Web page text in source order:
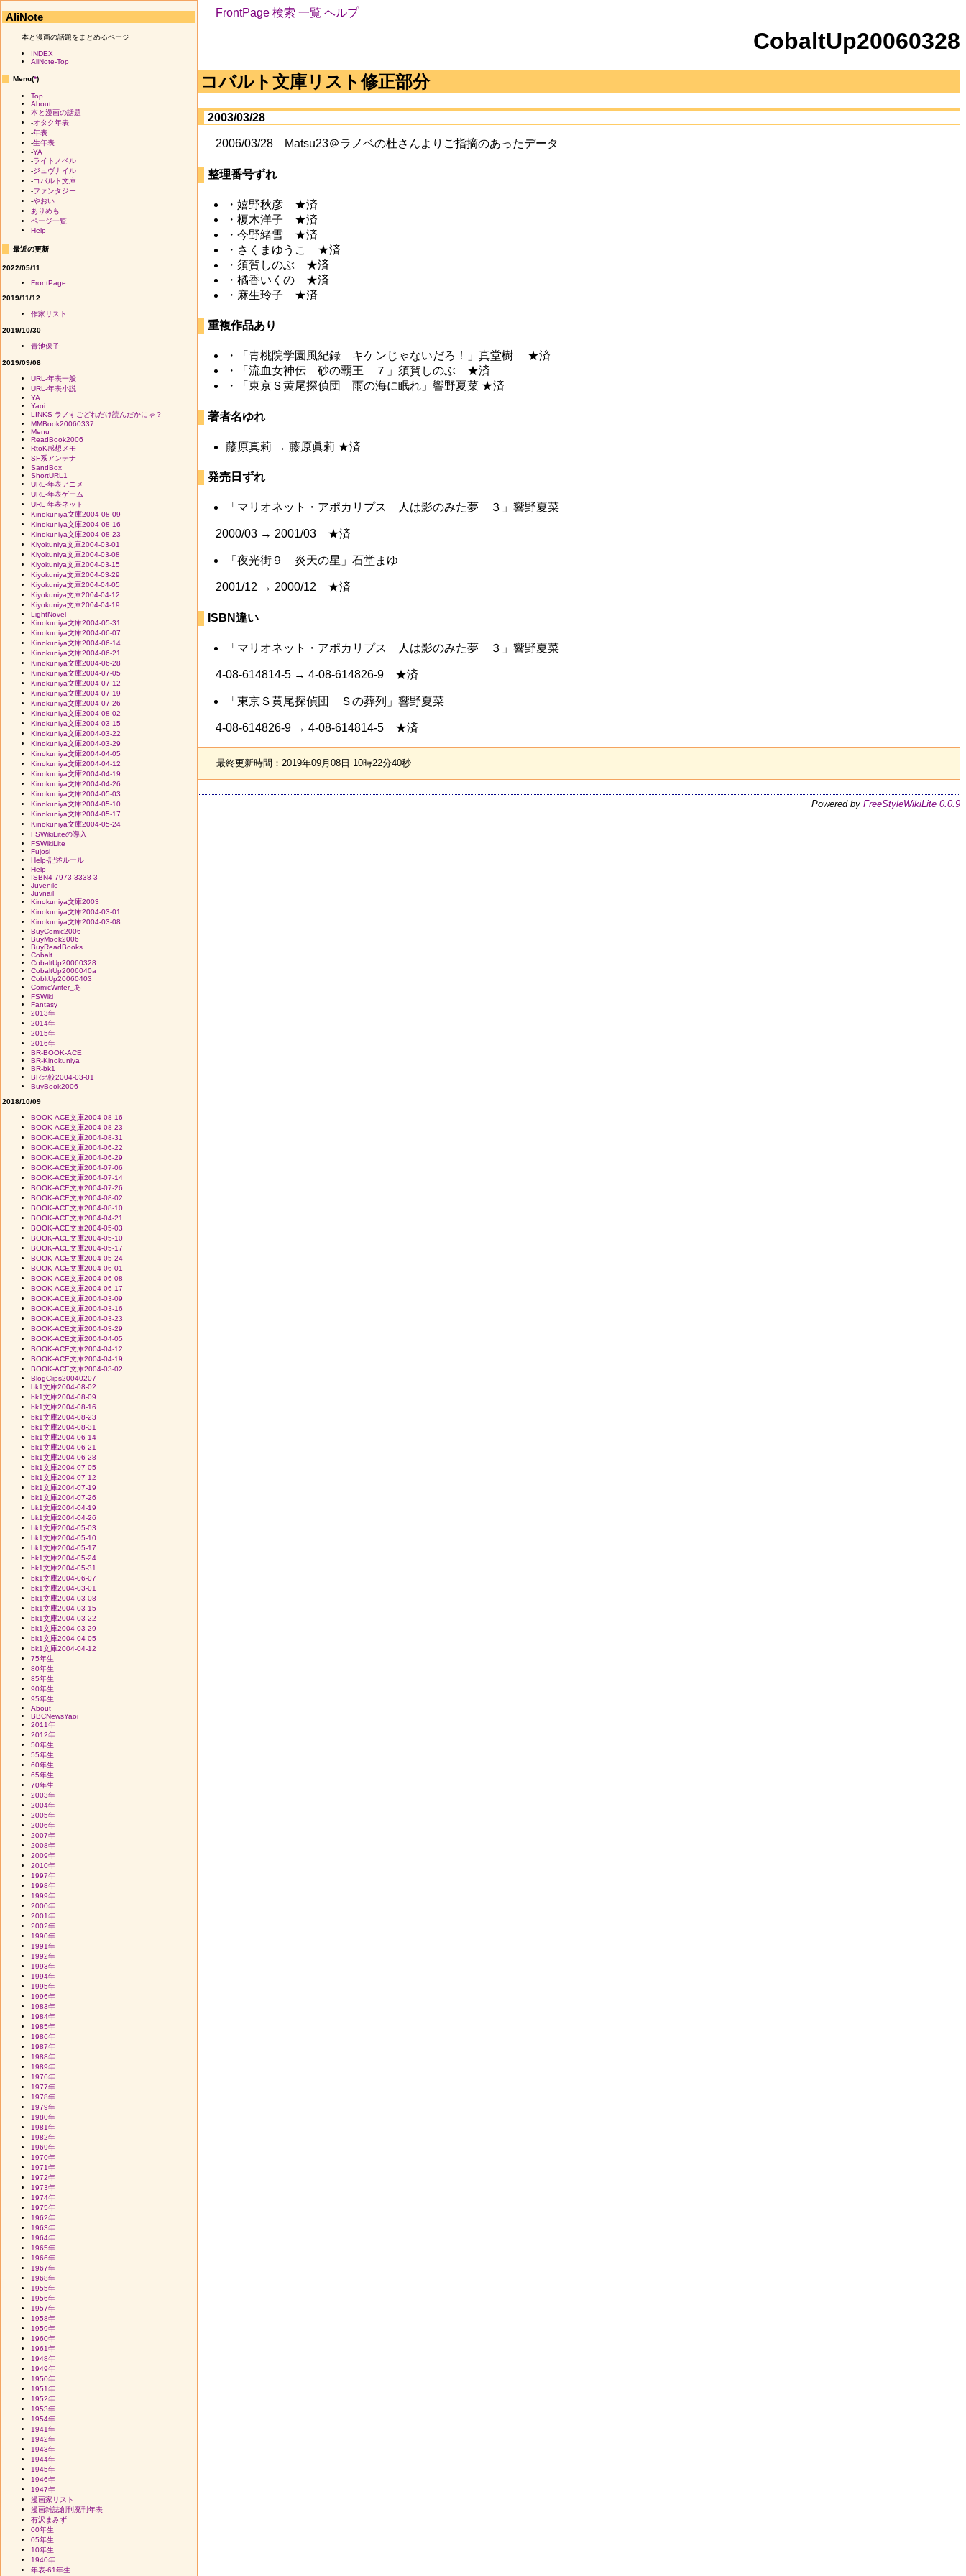
FrontPage 検索 一覧 ヘルプ
CobaltUp20060328
コバルト文庫リスト修正部分
2003/03/28
2006/03/28 Matsu23＠ラノベの杜さんよりご指摘のあったデータ
整理番号ずれ
・嬉野秋彦 ★済
・榎木洋子 ★済
・今野緒雪 ★済
・さくまゆうこ ★済
・須賀しのぶ ★済
・橘香いくの ★済
・麻生玲子 ★済
重複作品あり
・「青桃院学園風紀録 キケンじゃないだろ！」真堂樹 ★済
・「流血女神伝 砂の覇王 ７」須賀しのぶ ★済
・「東京Ｓ黄尾探偵団 雨の海に眠れ」響野夏菜 ★済
著者名ゆれ
藤原真莉 → 藤原眞莉 ★済
発売日ずれ
「マリオネット・アポカリプス 人は影のみた夢 ３」響野夏菜
2000/03 → 2001/03 ★済
「夜光街９ 炎天の星」石堂まゆ
2001/12 → 2000/12 ★済
ISBN違い
「マリオネット・アポカリプス 人は影のみた夢 ３」響野夏菜
4-08-614814-5 → 4-08-614826-9 ★済
「東京Ｓ黄尾探偵団 Ｓの葬列」響野夏菜
4-08-614826-9 → 4-08-614814-5 ★済
最終更新時間：2019年09月08日 10時22分40秒
Powered by FreeStyleWikiLite 0.0.9
AliNote
本と漫画の話題をまとめるページ
INDEX
AliNote-Top
Menu(*)
Top
About
本と漫画の話題
-オタク年表
-年表
-生年表
-YA
-ライトノベル
-ジュヴナイル
-コバルト文庫
-ファンタジー
-やおい
ありめも
ページ一覧
Help
最近の更新
2022/05/11
FrontPage
2019/11/12
作家リスト
2019/10/30
青池保子
2019/09/08
URL-年表一般
URL-年表小説
YA
Yaoi
LINKS-ラノすごどれだけ読んだかにゃ？
MMBook20060337
Menu
ReadBook2006
RtoK感想メモ
SF系アンテナ
SandBox
ShortURL1
URL-年表アニメ
URL-年表ゲーム
URL-年表ネット
Kinokuniya文庫2004-08-09
Kinokuniya文庫2004-08-16
Kinokuniya文庫2004-08-23
Kiyokuniya文庫2004-03-01
Kiyokuniya文庫2004-03-08
Kiyokuniya文庫2004-03-15
Kiyokuniya文庫2004-03-29
Kiyokuniya文庫2004-04-05
Kiyokuniya文庫2004-04-12
Kiyokuniya文庫2004-04-19
LightNovel
Kinokuniya文庫2004-05-31
Kinokuniya文庫2004-06-07
Kinokuniya文庫2004-06-14
Kinokuniya文庫2004-06-21
Kinokuniya文庫2004-06-28
Kinokuniya文庫2004-07-05
Kinokuniya文庫2004-07-12
Kinokuniya文庫2004-07-19
Kinokuniya文庫2004-07-26
Kinokuniya文庫2004-08-02
Kinokuniya文庫2004-03-15
Kinokuniya文庫2004-03-22
Kinokuniya文庫2004-03-29
Kinokuniya文庫2004-04-05
Kinokuniya文庫2004-04-12
Kinokuniya文庫2004-04-19
Kinokuniya文庫2004-04-26
Kinokuniya文庫2004-05-03
Kinokuniya文庫2004-05-10
Kinokuniya文庫2004-05-17
Kinokuniya文庫2004-05-24
FSWikiLiteの導入
FSWikiLite
Fujosi
Help-記述ルール
Help
ISBN4-7973-3338-3
Juvenile
Juvnail
Kinokuniya文庫2003
Kinokuniya文庫2004-03-01
Kinokuniya文庫2004-03-08
BuyComic2006
BuyMook2006
BuyReadBooks
Cobalt
CobaltUp20060328
CobaltUp2006040a
CobltUp20060403
ComicWriter_あ
FSWiki
Fantasy
2013年
2014年
2015年
2016年
BR-BOOK-ACE
BR-Kinokuniya
BR-bk1
BR比較2004-03-01
BuyBook2006
2018/10/09
BOOK-ACE文庫2004-08-16
BOOK-ACE文庫2004-08-23
BOOK-ACE文庫2004-08-31
BOOK-ACE文庫2004-06-22
BOOK-ACE文庫2004-06-29
BOOK-ACE文庫2004-07-06
BOOK-ACE文庫2004-07-14
BOOK-ACE文庫2004-07-26
BOOK-ACE文庫2004-08-02
BOOK-ACE文庫2004-08-10
BOOK-ACE文庫2004-04-21
BOOK-ACE文庫2004-05-03
BOOK-ACE文庫2004-05-10
BOOK-ACE文庫2004-05-17
BOOK-ACE文庫2004-05-24
BOOK-ACE文庫2004-06-01
BOOK-ACE文庫2004-06-08
BOOK-ACE文庫2004-06-17
BOOK-ACE文庫2004-03-09
BOOK-ACE文庫2004-03-16
BOOK-ACE文庫2004-03-23
BOOK-ACE文庫2004-03-29
BOOK-ACE文庫2004-04-05
BOOK-ACE文庫2004-04-12
BOOK-ACE文庫2004-04-19
BOOK-ACE文庫2004-03-02
BlogClips20040207
bk1文庫2004-08-02
bk1文庫2004-08-09
bk1文庫2004-08-16
bk1文庫2004-08-23
bk1文庫2004-08-31
bk1文庫2004-06-14
bk1文庫2004-06-21
bk1文庫2004-06-28
bk1文庫2004-07-05
bk1文庫2004-07-12
bk1文庫2004-07-19
bk1文庫2004-07-26
bk1文庫2004-04-19
bk1文庫2004-04-26
bk1文庫2004-05-03
bk1文庫2004-05-10
bk1文庫2004-05-17
bk1文庫2004-05-24
bk1文庫2004-05-31
bk1文庫2004-06-07
bk1文庫2004-03-01
bk1文庫2004-03-08
bk1文庫2004-03-15
bk1文庫2004-03-22
bk1文庫2004-03-29
bk1文庫2004-04-05
bk1文庫2004-04-12
75年生
80年生
85年生
90年生
95年生
About
BBCNewsYaoi
2011年
2012年
50年生
55年生
60年生
65年生
70年生
2003年
2004年
2005年
2006年
2007年
2008年
2009年
2010年
1997年
1998年
1999年
2000年
2001年
2002年
1990年
1991年
1992年
1993年
1994年
1995年
1996年
1983年
1984年
1985年
1986年
1987年
1988年
1989年
1976年
1977年
1978年
1979年
1980年
1981年
1982年
1969年
1970年
1971年
1972年
1973年
1974年
1975年
1962年
1963年
1964年
1965年
1966年
1967年
1968年
1955年
1956年
1957年
1958年
1959年
1960年
1961年
1948年
1949年
1950年
1951年
1952年
1953年
1954年
1941年
1942年
1943年
1944年
1945年
1946年
1947年
漫画家リスト
漫画雑誌創刊廃刊年表
有沢まみず
00年生
05年生
10年生
1940年
年表-61年生